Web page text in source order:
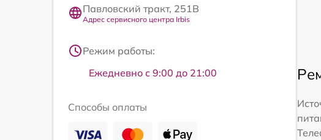
Павловский тракт, 251В
Адрес сервисного центра Irbis
Режим работы:
Ежедневно с 9:00 до 21:00
Способы оплаты